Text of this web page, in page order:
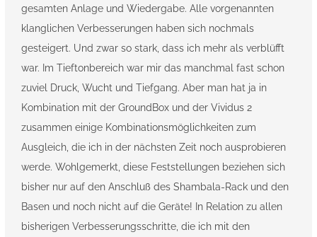
gesamten Anlage und Wiedergabe. Alle vorgenannten
klanglichen Verbesserungen haben sich nochmals
gesteigert. Und zwar so stark, dass ich mehr als verblüfft
war. Im Tieftonbereich war mir das manchmal fast schon
zuviel Druck, Wucht und Tiefgang. Aber man hat ja in
Kombination mit der GroundBox und der Vividus 2
zusammen einige Kombinationsmöglichkeiten zum
Ausgleich, die ich in der nächsten Zeit noch ausprobieren
werde. Wohlgemerkt, diese Feststellungen beziehen sich
bisher nur auf den Anschluß des Shambala-Rack und den
Basen und noch nicht auf die Geräte! In Relation zu allen
bisherigen Verbesserungsschritte, die ich mit den